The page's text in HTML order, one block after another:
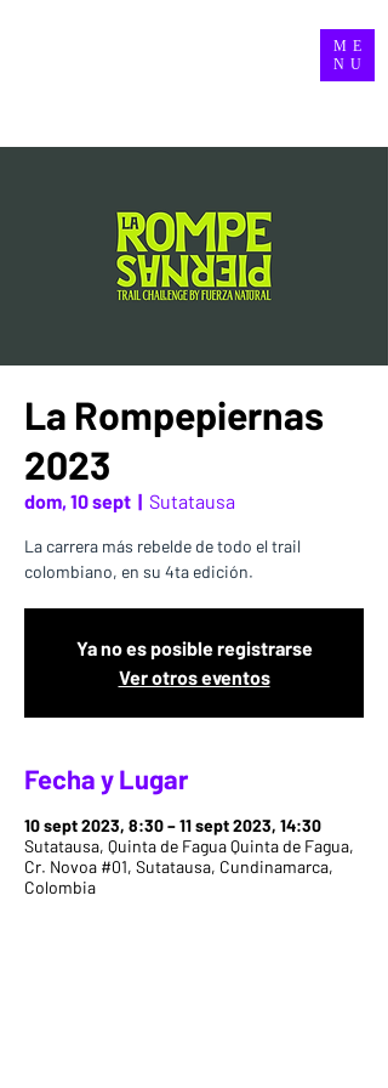
ME
NU
La Rompepiernas
2023
dom, 10 sept
  |
Sutatausa
La carrera más rebelde de todo el trail
colombiano, en su 4ta edición.
Ya no es posible registrarse
Ver otros eventos
Fecha y Lugar
10 sept 2023, 8:30 – 11 sept 2023, 14:30
Sutatausa, Quinta de Fagua Quinta de Fagua,
Cr. Novoa #01, Sutatausa, Cundinamarca,
Colombia